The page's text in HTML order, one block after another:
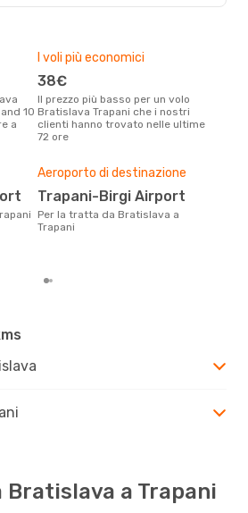
10
a
I voli più economici
38€
Il prezzo più basso per un volo
Bratislava Trapani che i nostri
clienti hanno trovato nelle ultime
72 ore
Aeroporto di destinazione
Trapani-Birgi Airport
Per la tratta da Bratislava a
Trapani
Bratislava a Trapani